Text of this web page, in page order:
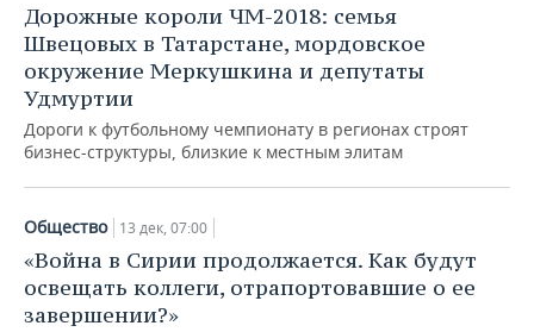
Дорожные короли ЧМ-2018: семья
Швецовых в Татарстане, мордовское
окружение Меркушкина и депутаты
Удмуртии
Дороги к футбольному чемпионату в регионах строят
бизнес-структуры, близкие к местным элитам
Общество 13 дек, 07:00
«Война в Сирии продолжается. Как будут
освещать коллеги, отрапортовавшие о ее
завершении?»